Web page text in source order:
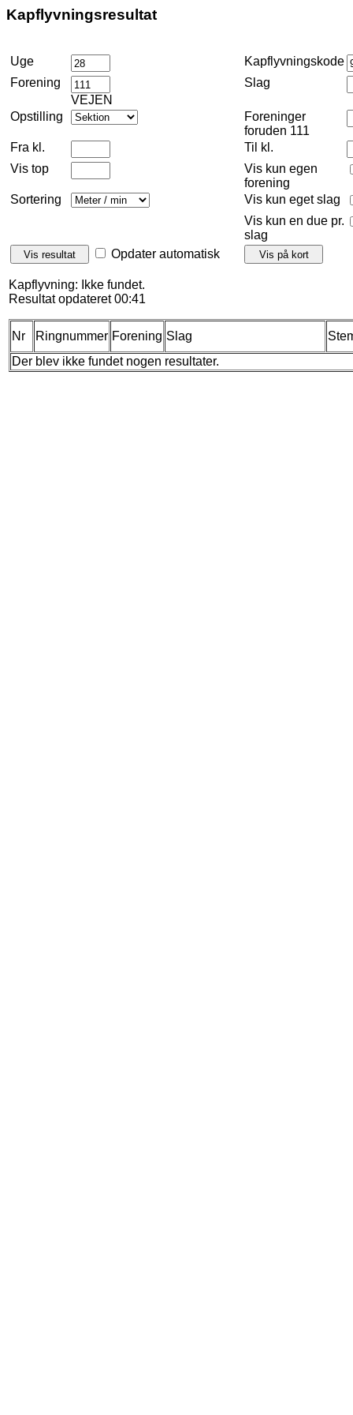
Kapflyvningsresultat
Uge
Kapflyvningskode
Forening
VEJEN
Slag
Opstilling
Foreninger
foruden 111
Fra kl.
Til kl.
Vis top
Vis kun egen
forening
Sortering
Vis kun eget slag
Vis kun en due pr.
slag
Opdater automatisk
Kapflyvning: Ikke fundet.
Resultat opdateret 00:41
Nr Ringnummer Forening Slag
Der blev ikke fundet nogen resultater.